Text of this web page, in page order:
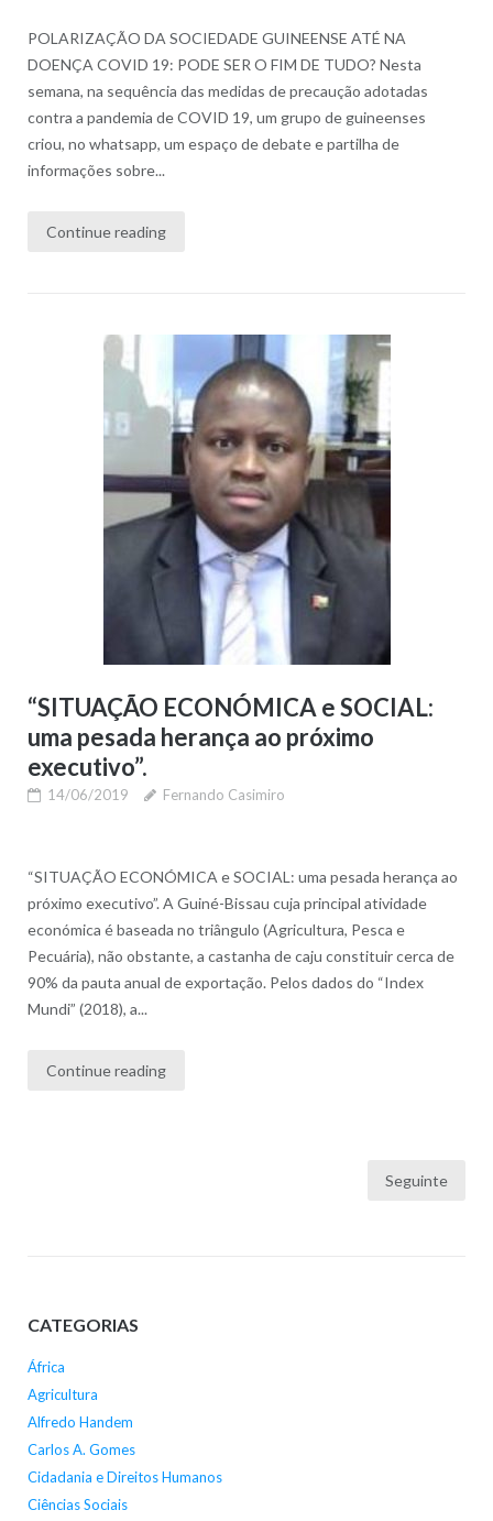
POLARIZAÇÃO DA SOCIEDADE GUINEENSE ATÉ NA
DOENÇA COVID 19: PODE SER O FIM DE TUDO? Nesta
semana, na sequência das medidas de precaução adotadas
contra a pandemia de COVID 19, um grupo de guineenses
criou, no whatsapp, um espaço de debate e partilha de
informações sobre...
Continue reading
“SITUAÇÃO ECONÓMICA e SOCIAL:
uma pesada herança ao próximo
executivo”.
14/06/2019 Fernando Casimiro
“SITUAÇÃO ECONÓMICA e SOCIAL: uma pesada herança ao
próximo executivo”. A Guiné-Bissau cuja principal atividade
económica é baseada no triângulo (Agricultura, Pesca e
Pecuária), não obstante, a castanha de caju constituir cerca de
90% da pauta anual de exportação. Pelos dados do “Index
Mundi” (2018), a...
Continue reading
Seguinte
CATEGORIAS
África
Agricultura
Alfredo Handem
Carlos A. Gomes
Cidadania e Direitos Humanos
Ciências Sociais